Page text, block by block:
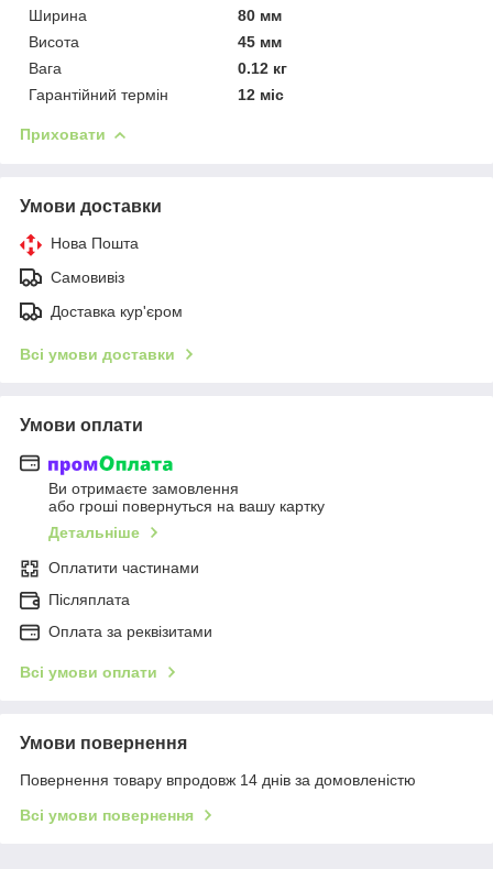
Ширина
80 мм
Висота
45 мм
Вага
0.12 кг
Гарантійний термін
12 міс
Приховати
Умови доставки
Нова Пошта
Самовивіз
Доставка кур'єром
Всі умови доставки
Умови оплати
Ви отримаєте замовлення
або гроші повернуться на вашу картку
Детальніше
Оплатити частинами
Післяплата
Оплата за реквізитами
Всі умови оплати
Умови повернення
Повернення товару впродовж 14 днів за домовленістю
Всі умови повернення